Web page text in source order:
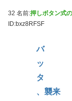
32 名前:押しボタン式
ID:bxz8RFSF
バ
ッ
タ
、襲来